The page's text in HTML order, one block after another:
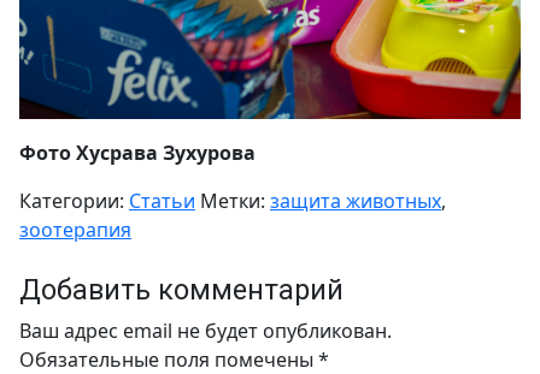
Фото Хусрава Зухурова
Категории: Статьи Метки: защита животных,
зоотерапия
Добавить комментарий
Ваш адрес email не будет опубликован.
Обязательные поля помечены *